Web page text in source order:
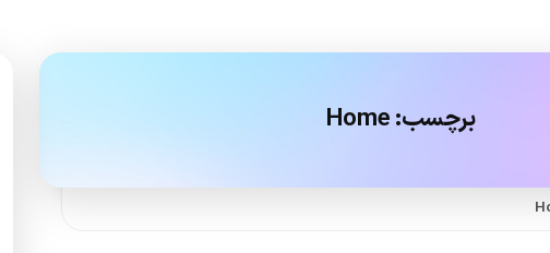
برچسب:Home